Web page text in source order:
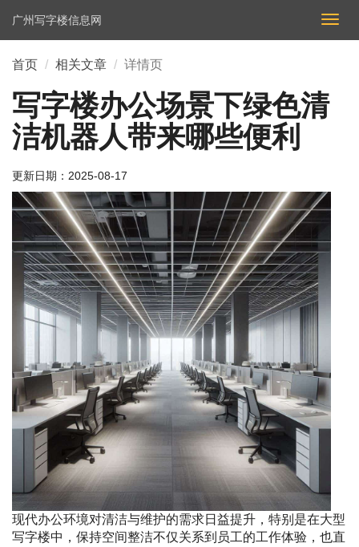
切
换
广州写字楼信息网
首页 相关文章 详情页
写字楼办公场景下绿色清
洁机器人带来哪些便利
更新日期： 2025-08-17
现代办公环境对清洁与维护的需求日益提升，特别是在大型
写字楼中，保持空间整洁不仅关系到员工的工作体验，也直